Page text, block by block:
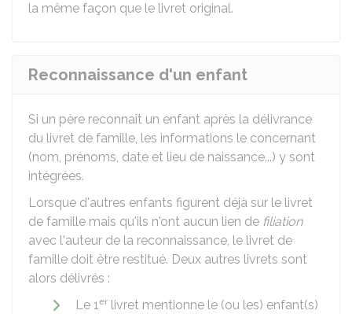
la même façon que le livret original.
Reconnaissance d'un enfant
Si un père reconnaît un enfant après la délivrance
du livret de famille, les informations le concernant
(nom, prénoms, date et lieu de naissance...) y sont
intégrées.
Lorsque d'autres enfants figurent déjà sur le livret
de famille mais qu'ils n'ont aucun lien de filiation
avec l'auteur de la reconnaissance, le livret de
famille doit être restitué. Deux autres livrets sont
alors délivrés :
Le 1er livret mentionne le (ou les) enfant(s)